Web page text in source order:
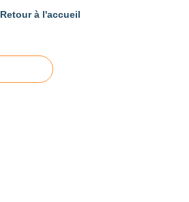
Retour à l'accueil